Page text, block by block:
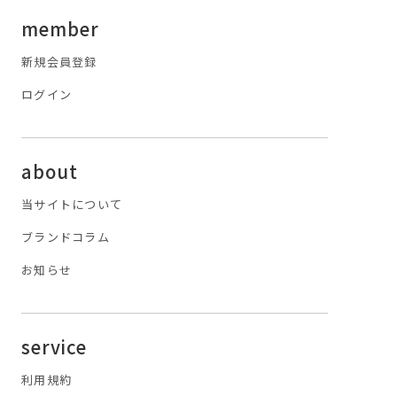
member
新規会員登録
ログイン
about
当サイトについて
ブランドコラム
お知らせ
service
利用規約